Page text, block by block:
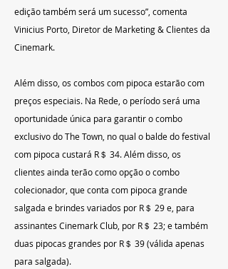
edição também será um sucesso”, comenta
Vinicius Porto, Diretor de Marketing & Clientes da
Cinemark.
Além disso, os combos com pipoca estarão com
preços especiais. Na Rede, o período será uma
oportunidade única para garantir o combo
exclusivo do The Town, no qual o balde do festival
com pipoca custará R＄ 34. Além disso, os
clientes ainda terão como opção o combo
colecionador, que conta com pipoca grande
salgada e brindes variados por R＄ 29 e, para
assinantes Cinemark Club, por R＄ 23; e também
duas pipocas grandes por R＄ 39 (válida apenas
para salgada).